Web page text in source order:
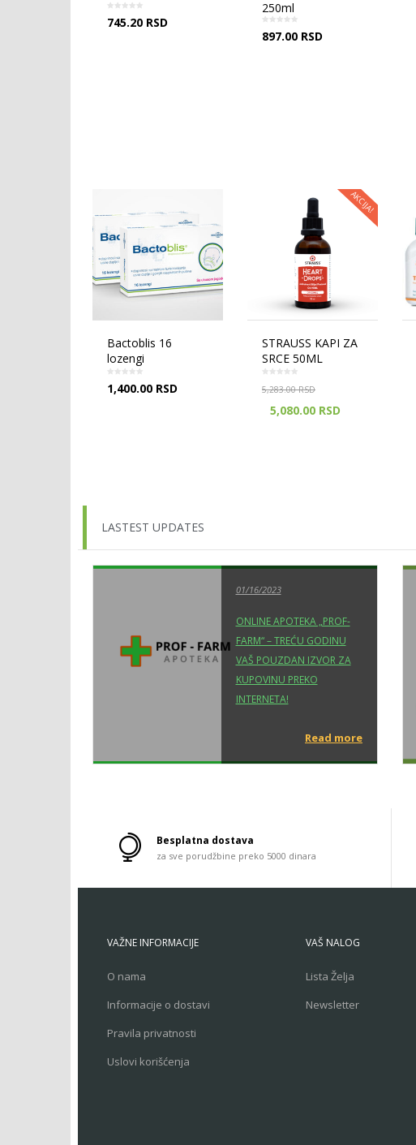
745.20 RSD
250ml
897.00 RSD
STRAUSS KAPI ZA
SRCE 50ML
5,283.00RSD
Tribulus 60 kapsula
1+1 gratis
1,491.90RSD
LASTEST UPDATES
ONLINE APOTEKA „PROF-
FARM“ – TREĆU GODINU
VAŠ POUZDAN IZVOR ZA
KUPOVINU PREKO
INTERNETA!
01/16/2023
Read more
Besplatna dostava
za sve porudžbine preko 5000 dinara
VAŽNE INFORMACIJE
O nama
Informacije o dostavi
Pravila privatnosti
Uslovi korišćenja
VAŠ NALOG
Lista Želja
Newsletter